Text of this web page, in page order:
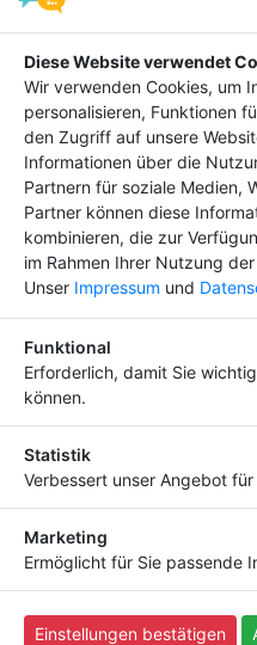
Tipp
ab
Bringen
Melden Sie sich für
Neuigkeiten mehr zu
Datenschutzerklärung
werden.
Copyright(c) 2023 by
vorbehalten - Script:
Diese Website verwendet
Wir verwenden Cookies, um
personalisieren, Funktionen
den Zugriff auf unsere
Informationen über die
Partnern für soziale Medien,
Partner können diese
kombinieren, die zur
im Rahmen Ihrer Nutzung
Unser Impressum und
Funktional
Erforderlich, damit Sie
können.
Statistik
Verbessert unser Angebot für
Marketing
Ermöglicht für Sie passende
Einstellungen bestätigen